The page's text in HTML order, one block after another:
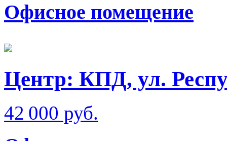
Офисное помещение
Центр: КПД, ул.
42 000 руб.